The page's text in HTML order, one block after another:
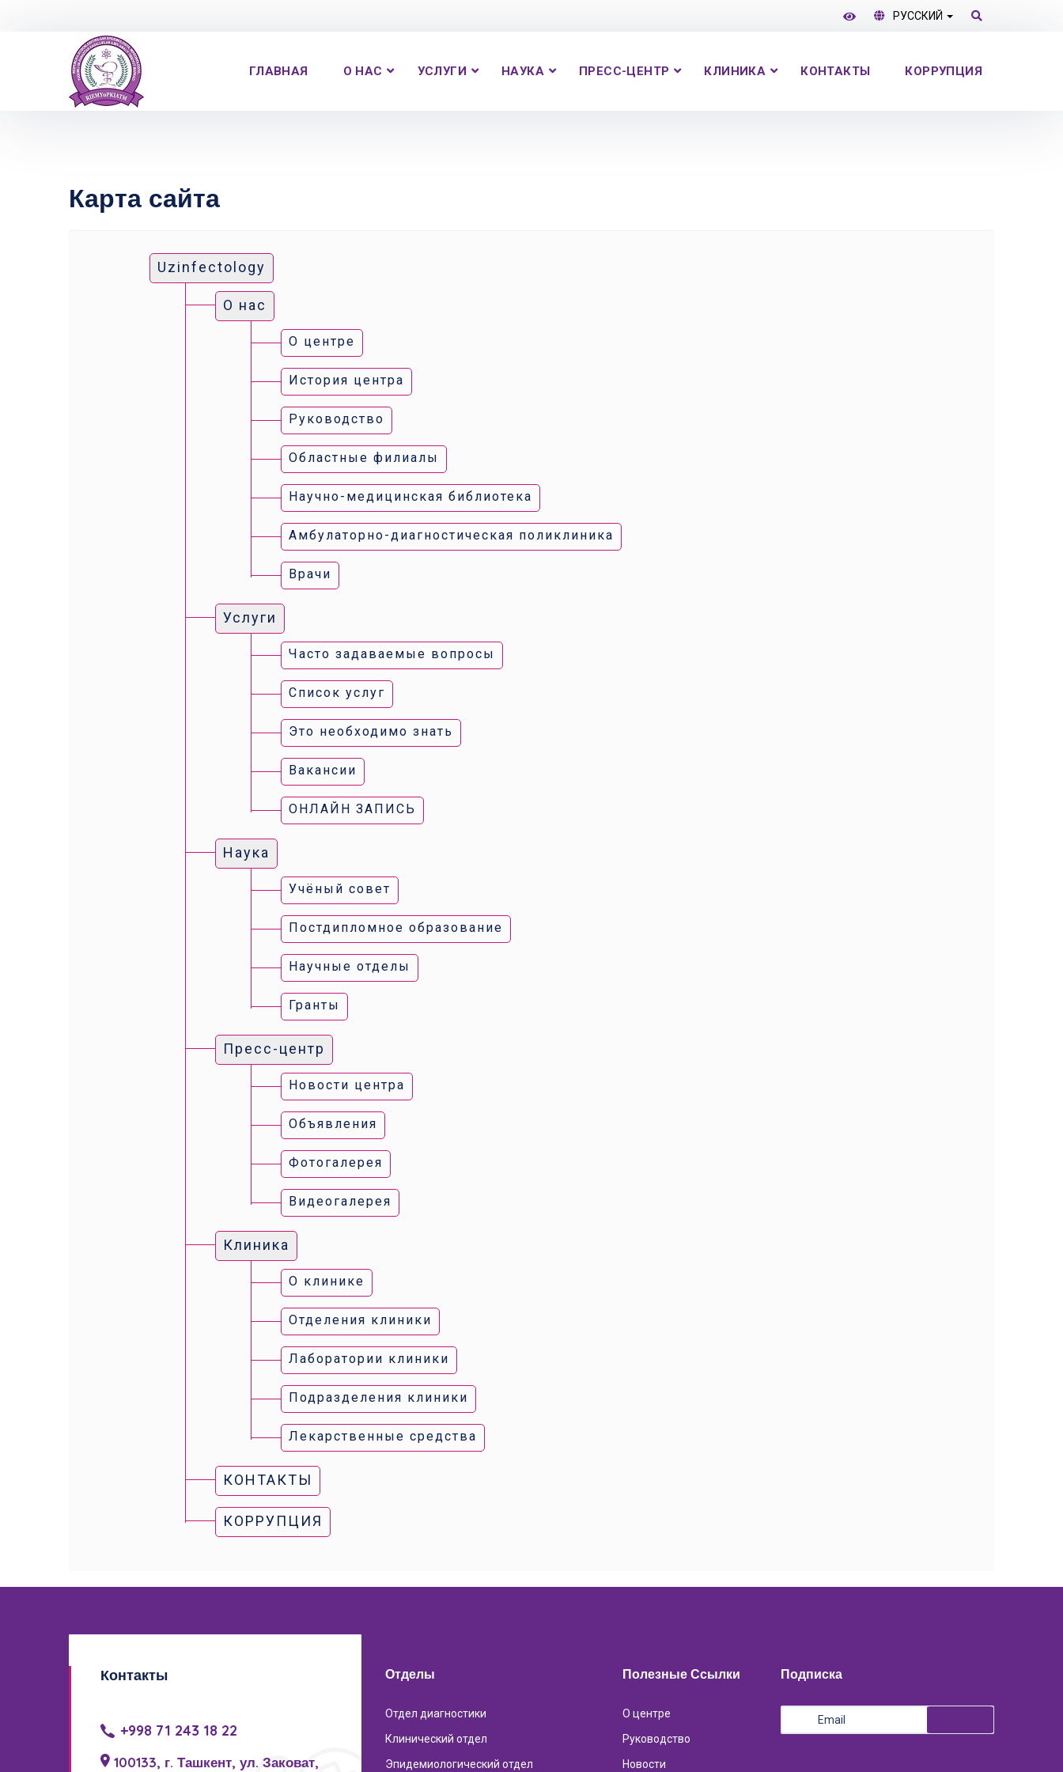
РУССКИЙ
ГЛАВНАЯ О НАС УСЛУГИ НАУКА ПРЕСС-ЦЕНТР КЛИНИКА КОНТАКТЫ КОРРУПЦИЯ
Карта сайта
Uzinfectology
О нас
О центре
История центра
Руководство
Областные филиалы
Научно-медицинская библиотека
Амбулаторно-диагностическая поликлиника
Врачи
Услуги
Часто задаваемые вопросы
Список услуг
Это необходимо знать
Вакансии
ОНЛАЙН ЗАПИСЬ
Наука
Учёный совет
Постдипломное образование
Научные отделы
Гранты
Пресс-центр
Новости центра
Объявления
Фотогалерея
Видеогалерея
Клиника
О клинике
Отделения клиники
Лаборатории клиники
Подразделения клиники
Лекарственные средства
КОНТАКТЫ
КОРРУПЦИЯ
Контакты
+998 71 243 18 22
100133, г. Ташкент, ул. Заковат,
Отделы
Отдел диагностики
Клинический отдел
Эпидемиологический отдел
Полезные Ссылки
О центре
Руководство
Новости
Подписка